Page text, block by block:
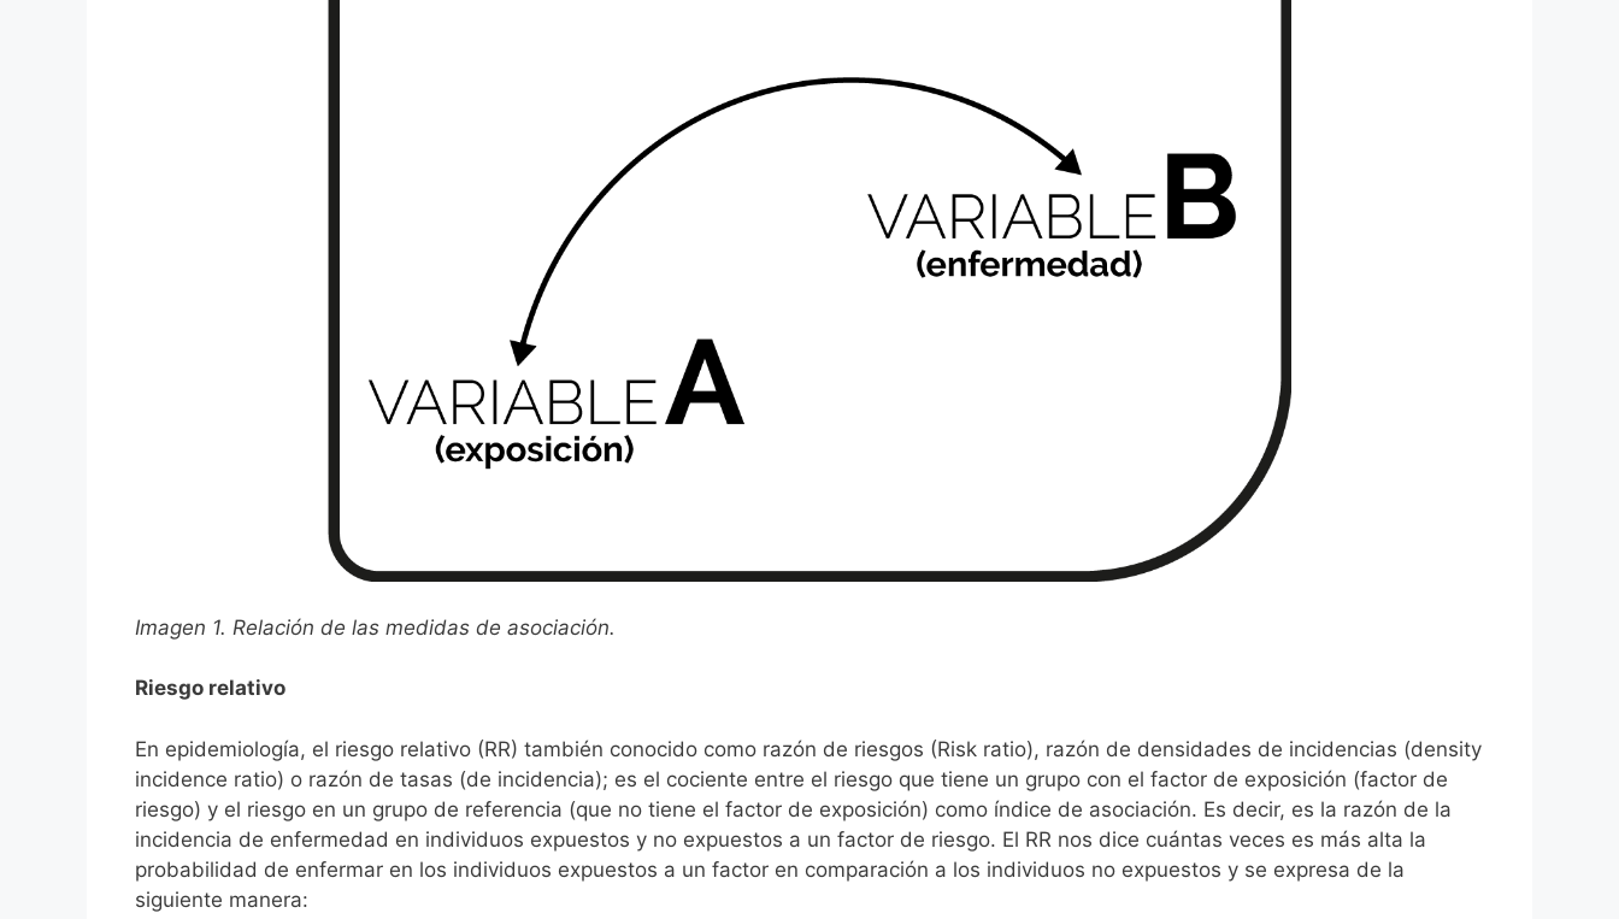
Imagen 1. Relación de las medidas de asociación.
Riesgo relativo
En epidemiología, el riesgo relativo (RR) también conocido como razón de riesgos (Risk ratio), razón de densidades de incidencias (density
incidence ratio) o razón de tasas (de incidencia); es el cociente entre el riesgo que tiene un grupo con el factor de exposición (factor de
riesgo) y el riesgo en un grupo de referencia (que no tiene el factor de exposición) como índice de asociación. Es decir, es la razón de la
incidencia de enfermedad en individuos expuestos y no expuestos a un factor de riesgo. El RR nos dice cuántas veces es más alta la
probabilidad de enfermar en los individuos expuestos a un factor en comparación a los individuos no expuestos y se expresa de la
siguiente manera: